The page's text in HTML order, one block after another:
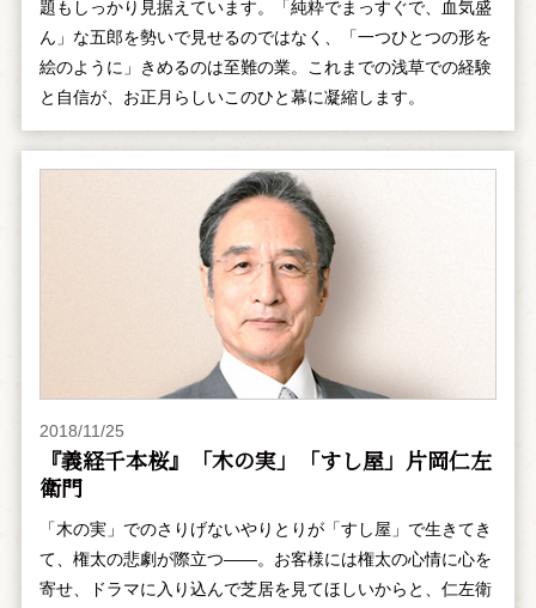
題もしっかり見据えています。「純粋でまっすぐで、血気盛
ん」な五郎を勢いで見せるのではなく、「一つひとつの形を
絵のように」きめるのは至難の業。これまでの浅草での経験
と自信が、お正月らしいこのひと幕に凝縮します。
2018/11/25
『義経千本桜』「木の実」「すし屋」片岡仁左
衛門
「木の実」でのさりげないやりとりが「すし屋」で生きてき
て、権太の悲劇が際立つ――。お客様には権太の心情に心を
寄せ、ドラマに入り込んで芝居を見てほしいからと、仁左衛